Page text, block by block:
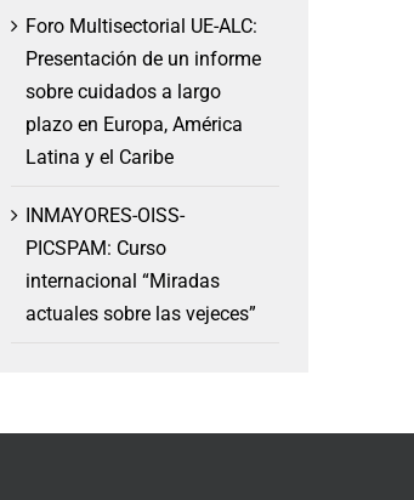
Foro Multisectorial UE-ALC:
Presentación de un informe
sobre cuidados a largo
plazo en Europa, América
Latina y el Caribe
INMAYORES-OISS-
PICSPAM: Curso
internacional “Miradas
actuales sobre las vejeces”